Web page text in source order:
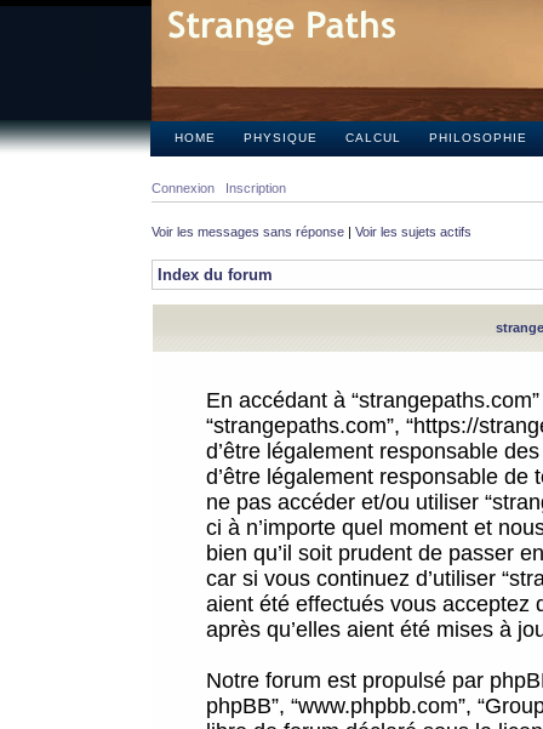
HOME PHYSIQUE CALCUL PHILOSOPHIE
Connexion Inscription
Voir les messages sans réponse | Voir les sujets actifs
Index du forum
En accédant à
“strangepaths.com”, “https://
d’être légalement responsable
d’être légalement responsable
ne pas accéder et/ou utiliser
ci à n’importe quel moment et
bien qu’il soit prudent de passer
car si vous continuez d’utiliser
aient été effectués vous acceptez
après qu’elles aient été mises à
Notre forum est propulsé par
phpBB”, “www.phpbb.com”,